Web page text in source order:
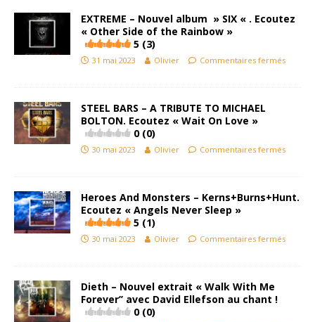
EXTREME – Nouvel album » SIX « . Ecoutez
« Other Side of the Rainbow »
5 (3)
31 mai 2023 Olivier Commentaires fermés
STEEL BARS – A TRIBUTE TO MICHAEL
BOLTON. Ecoutez « Wait On Love »
0 (0)
30 mai 2023 Olivier Commentaires fermés
Heroes And Monsters – Kerns+Burns+Hunt.
Ecoutez « Angels Never Sleep »
5 (1)
30 mai 2023 Olivier Commentaires fermés
Dieth – Nouvel extrait « Walk With Me
Forever’’ avec David Ellefson au chant !
0 (0)